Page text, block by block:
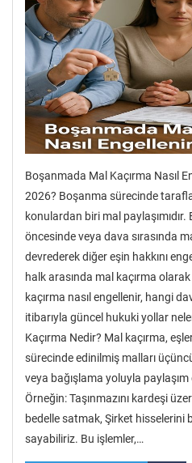
Boşanmada Mal Kaçırma Nasıl
2026? Boşanma sürecinde
konulardan biri mal
öncesinde veya dava sırasında
devrederek diğer eşin hakkını
halk arasında mal kaçırma
kaçırma nasıl engellenir, hangi
itibarıyla güncel hukuki yollar
Kaçırma Nedir? Mal kaçırma,
sürecinde edinilmiş malları
veya bağışlama yoluyla paylaşım
Örneğin: Taşınmazını kardeşi
bedelle satmak, Şirket hisselerini
sayabiliriz. Bu işlemler,…